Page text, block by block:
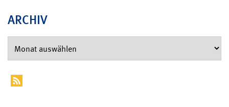
ARCHIV